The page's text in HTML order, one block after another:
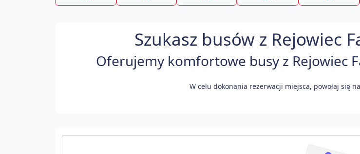
Szukasz busów z Rejowiec
Oferujemy komfortowe busy z Rejowiec
W celu dokonania rezerwacji miejsca, powołaj się